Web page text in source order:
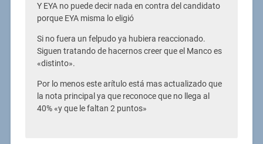
Y EYA no puede decir nada en contra del candidato
porque EYA misma lo eligió
Si no fuera un felpudo ya hubiera reaccionado.
Siguen tratando de hacernos creer que el Manco es
«distinto».
Por lo menos este arítulo está mas actualizado que
la nota principal ya que reconoce que no llega al
40% «y que le faltan 2 puntos»